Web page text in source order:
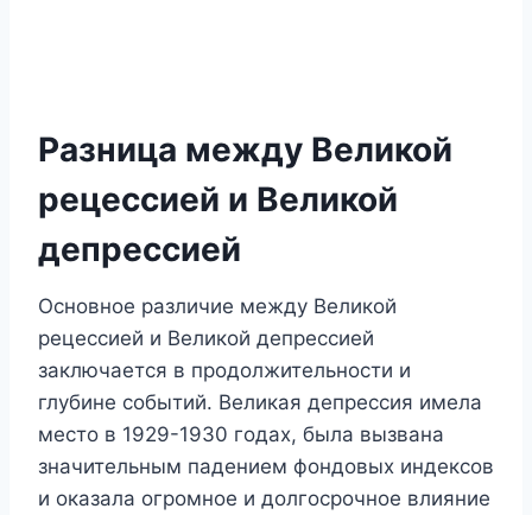
Разница между Великой
рецессией и Великой
депрессией
Основное различие между Великой
рецессией и Великой депрессией
заключается в продолжительности и
глубине событий. Великая депрессия имела
место в 1929-1930 годах, была вызвана
значительным падением фондовых индексов
и оказала огромное и долгосрочное влияние